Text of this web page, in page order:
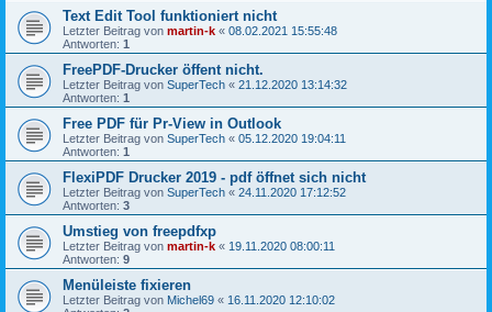
Text Edit Tool funktioniert nicht
Letzter Beitrag von martin-k « 08.02.2021 15:55:48
Antworten: 1
FreePDF-Drucker öffent nicht.
Letzter Beitrag von SuperTech « 21.12.2020 13:14:32
Antworten: 1
Free PDF für Pr-View in Outlook
Letzter Beitrag von SuperTech « 05.12.2020 19:04:11
Antworten: 1
FlexiPDF Drucker 2019 - pdf öffnet sich nicht
Letzter Beitrag von SuperTech « 24.11.2020 17:12:52
Antworten: 3
Umstieg von freepdfxp
Letzter Beitrag von martin-k « 19.11.2020 08:00:11
Antworten: 9
Menüleiste fixieren
Letzter Beitrag von Michel69 « 16.11.2020 12:10:02